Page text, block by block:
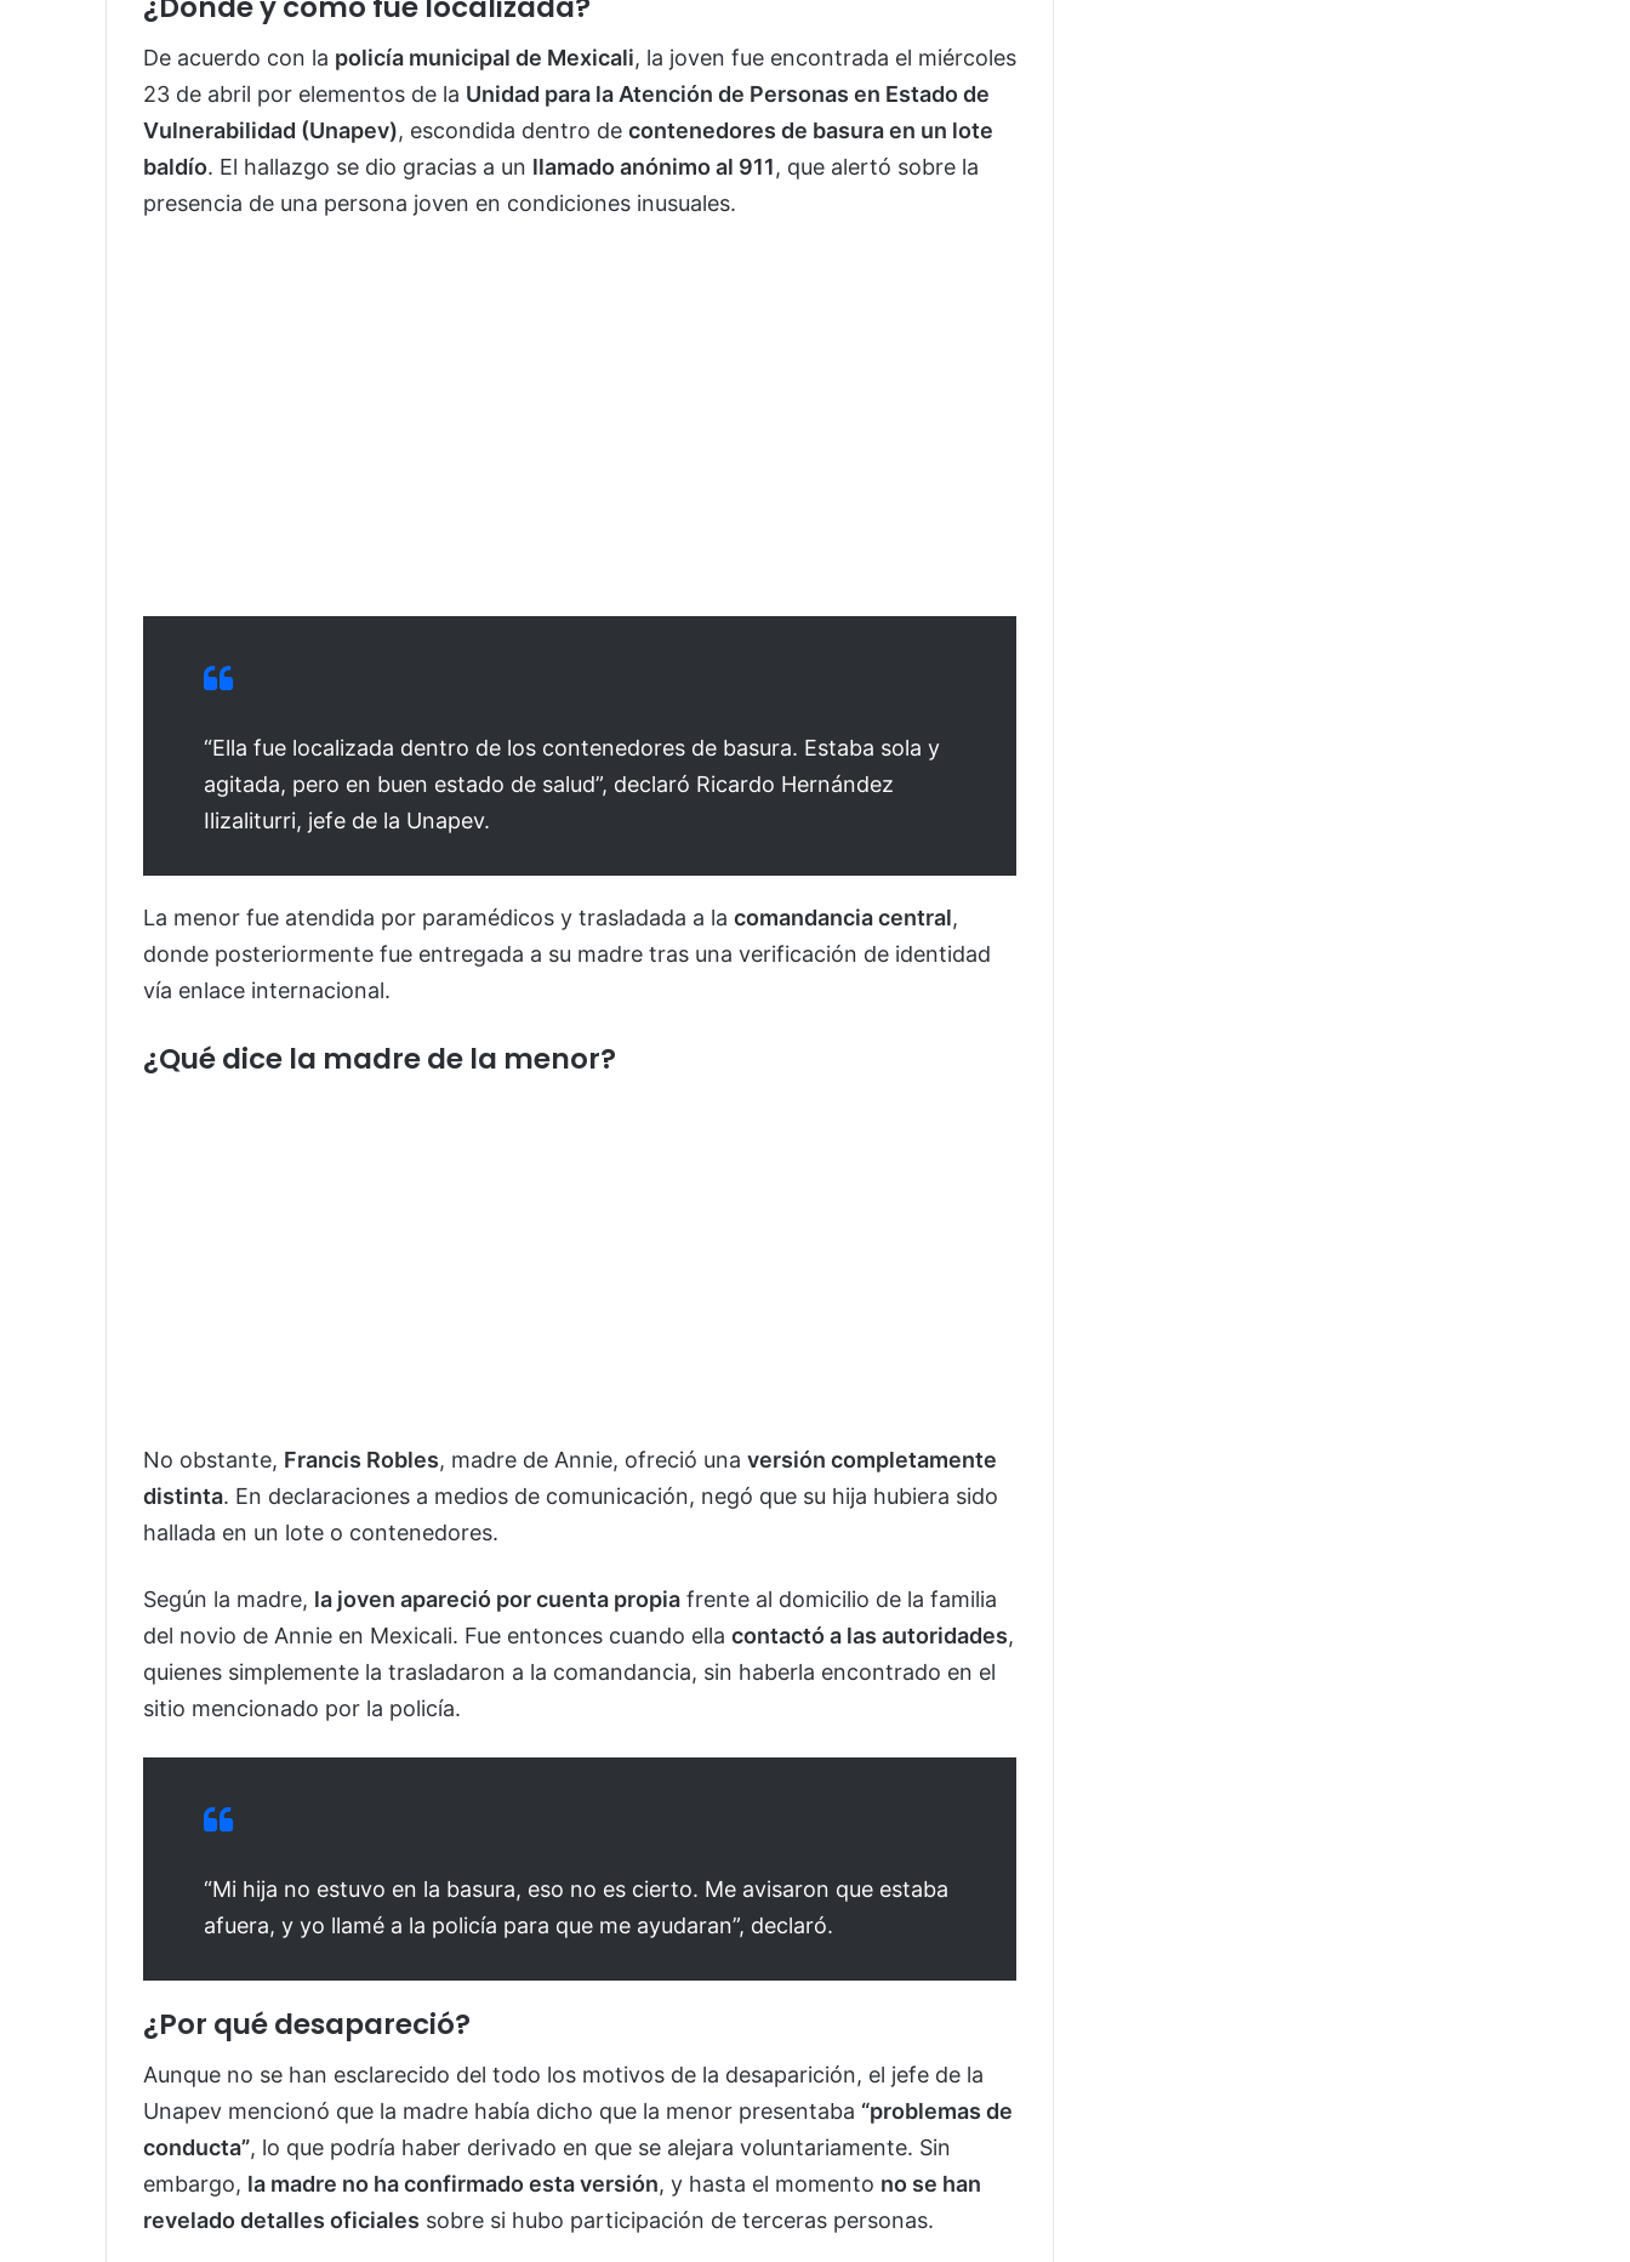
De acuerdo con la policía municipal de Mexicali, la joven fue encontrada el miércoles
23 de abril por elementos de la Unidad para la Atención de Personas en Estado de
Vulnerabilidad (Unapev), escondida dentro de contenedores de basura en un lote
baldío. El hallazgo se dio gracias a un llamado anónimo al 911, que alertó sobre la
presencia de una persona joven en condiciones inusuales.
“Ella fue localizada dentro de los contenedores de basura. Estaba sola y
agitada, pero en buen estado de salud”, declaró Ricardo Hernández
Ilizaliturri, jefe de la Unapev.
La menor fue atendida por paramédicos y trasladada a la comandancia central,
donde posteriormente fue entregada a su madre tras una verificación de identidad
vía enlace internacional.
¿Qué dice la madre de la menor?
No obstante, Francis Robles, madre de Annie, ofreció una versión completamente
distinta. En declaraciones a medios de comunicación, negó que su hija hubiera sido
hallada en un lote o contenedores.
Según la madre, la joven apareció por cuenta propia frente al domicilio de la familia
del novio de Annie en Mexicali. Fue entonces cuando ella contactó a las autoridades,
quienes simplemente la trasladaron a la comandancia, sin haberla encontrado en el
sitio mencionado por la policía.
“Mi hija no estuvo en la basura, eso no es cierto. Me avisaron que estaba
afuera, y yo llamé a la policía para que me ayudaran”, declaró.
¿Por qué desapareció?
Aunque no se han esclarecido del todo los motivos de la desaparición, el jefe de la
Unapev mencionó que la madre había dicho que la menor presentaba “problemas de
conducta”, lo que podría haber derivado en que se alejara voluntariamente. Sin
embargo, la madre no ha confirmado esta versión, y hasta el momento no se han
revelado detalles oficiales sobre si hubo participación de terceras personas.